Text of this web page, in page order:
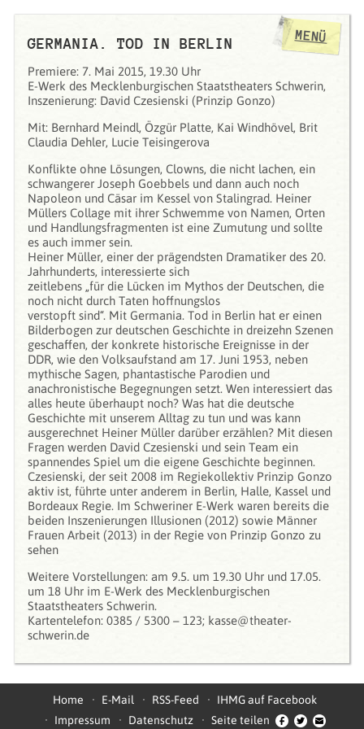
GERMANIA. TOD IN BERLIN
Premiere: 7. Mai 2015, 19.30 Uhr
E-Werk des Mecklenburgischen Staatstheaters Schwerin,
Inszenierung: David Czesienski (Prinzip Gonzo)
Mit: Bernhard Meindl, Özgür Platte, Kai Windhövel, Brit
Claudia Dehler, Lucie Teisingerova
Konflikte ohne Lösungen, Clowns, die nicht lachen, ein
schwangerer Joseph Goebbels und dann auch noch
Napoleon und Cäsar im Kessel von Stalingrad. Heiner
Müllers Collage mit ihrer Schwemme von Namen, Orten
und Handlungsfragmenten ist eine Zumutung und sollte
es auch immer sein.
Heiner Müller, einer der prägendsten Dramatiker des 20.
Jahrhunderts, interessierte sich
zeitlebens „für die Lücken im Mythos der Deutschen, die
noch nicht durch Taten hoffnungslos
verstopft sind“. Mit Germania. Tod in Berlin hat er einen
Bilderbogen zur deutschen Geschichte in dreizehn Szenen
geschaffen, der konkrete historische Ereignisse in der
DDR, wie den Volksaufstand am 17. Juni 1953, neben
mythische Sagen, phantastische Parodien und
anachronistische Begegnungen setzt. Wen interessiert das
alles heute überhaupt noch? Was hat die deutsche
Geschichte mit unserem Alltag zu tun und was kann
ausgerechnet Heiner Müller darüber erzählen? Mit diesen
Fragen werden David Czesienski und sein Team ein
spannendes Spiel um die eigene Geschichte beginnen.
Czesienski, der seit 2008 im Regiekollektiv Prinzip Gonzo
aktiv ist, führte unter anderem in Berlin, Halle, Kassel und
Bordeaux Regie. Im Schweriner E-Werk waren bereits die
beiden Inszenierungen Illusionen (2012) sowie Männer
Frauen Arbeit (2013) in der Regie von Prinzip Gonzo zu
sehen
Weitere Vorstellungen: am 9.5. um 19.30 Uhr und 17.05.
um 18 Uhr im E-Werk des Mecklenburgischen
Staatstheaters Schwerin.
Kartentelefon: 0385 / 5300 – 123; kasse@theater-
schwerin.de
MENÜ
Home E-Mail RSS-Feed
IHMG auf Facebook
Impressum
Datenschutz Seite teilen